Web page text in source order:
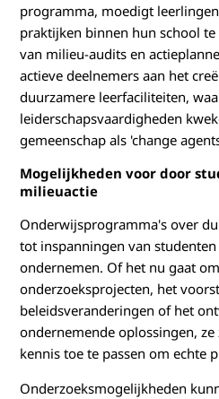
programma, moedigt
praktijken binnen hun school
van milieu-audits en
actieve deelnemers aan het
duurzamere leerfaciliteiten,
leiderschapsvaardigheden
gemeenschap als 'change
Mogelijkheden voor door
milieuactie
Onderwijsprogramma's over
tot inspanningen van
ondernemen. Of het nu gaat
onderzoeksprojecten, het
beleidsveranderingen of het
ondernemende oplossingen,
kennis toe te passen om echte
Onderzoeksmogelijkheden